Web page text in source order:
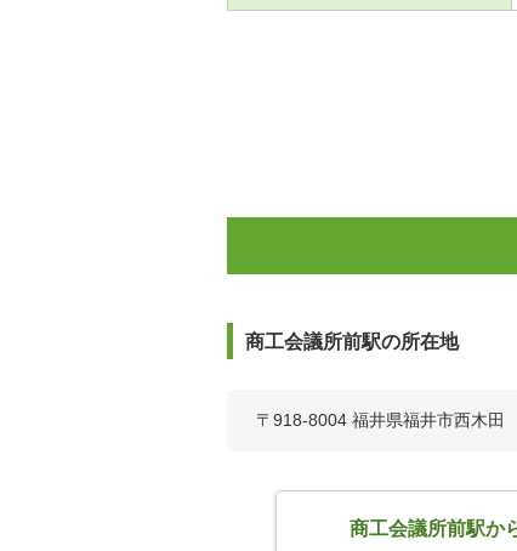
商工会議所前駅の所在地
〒918-8004 福井県福井市西木田
商工会議所前駅か